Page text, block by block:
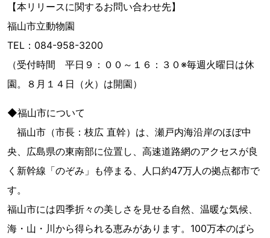
【本リリースに関するお問い合わせ先】
福山市立動物園
TEL：084-958-3200
（受付時間 平日９：００～１６：３０※毎週火曜日は休
園。８月１４日（火）は開園）
◆福山市について
福山市（市長：枝広 直幹）は、瀬戸内海沿岸のほぼ中
央、広島県の東南部に位置し、高速道路網のアクセスが良
く新幹線「のぞみ」も停まる、人口約47万人の拠点都市で
す。
福山市には四季折々の美しさを見せる自然、温暖な気候、
海・山・川から得られる恵みがあります。100万本のばら